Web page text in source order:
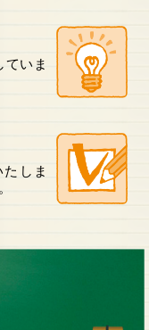
ていま
しま